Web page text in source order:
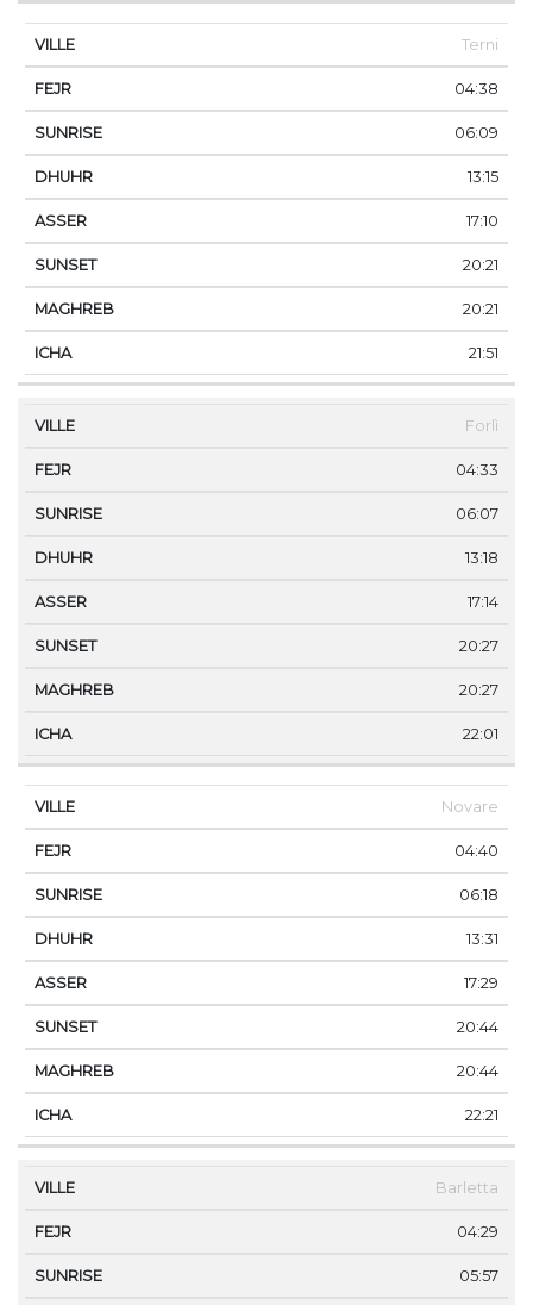
Terni
04:38
06:09
13:15
17:10
20:21
20:21
21:51
Forlì
04:33
06:07
13:18
17:14
20:27
20:27
22:01
Novare
04:40
06:18
13:31
17:29
20:44
20:44
22:21
Barletta
04:29
05:57